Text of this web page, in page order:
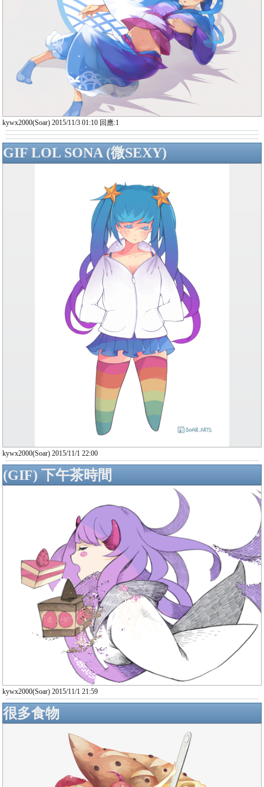
kywx2000(Soar) 2015/11/3 01:10 回應:1
GIF LOL SONA (微SEXY)
kywx2000(Soar) 2015/11/1 22:00
(GIF) 下午茶時間
kywx2000(Soar) 2015/11/1 21:59
很多食物